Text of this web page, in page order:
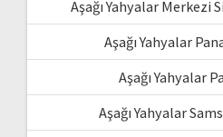
Aşağı Yahyalar Merkezi
Aşağı Yahyalar
Aşağı Yahyalar
Aşağı Yahyalar